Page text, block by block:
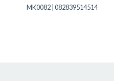
MK0082 | 082839514514